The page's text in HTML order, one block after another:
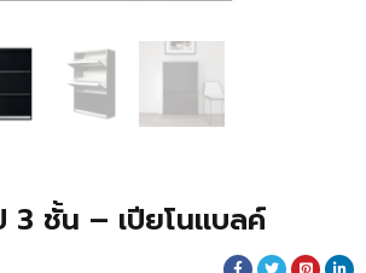
3 ชั้น – เปียโนแบลค์